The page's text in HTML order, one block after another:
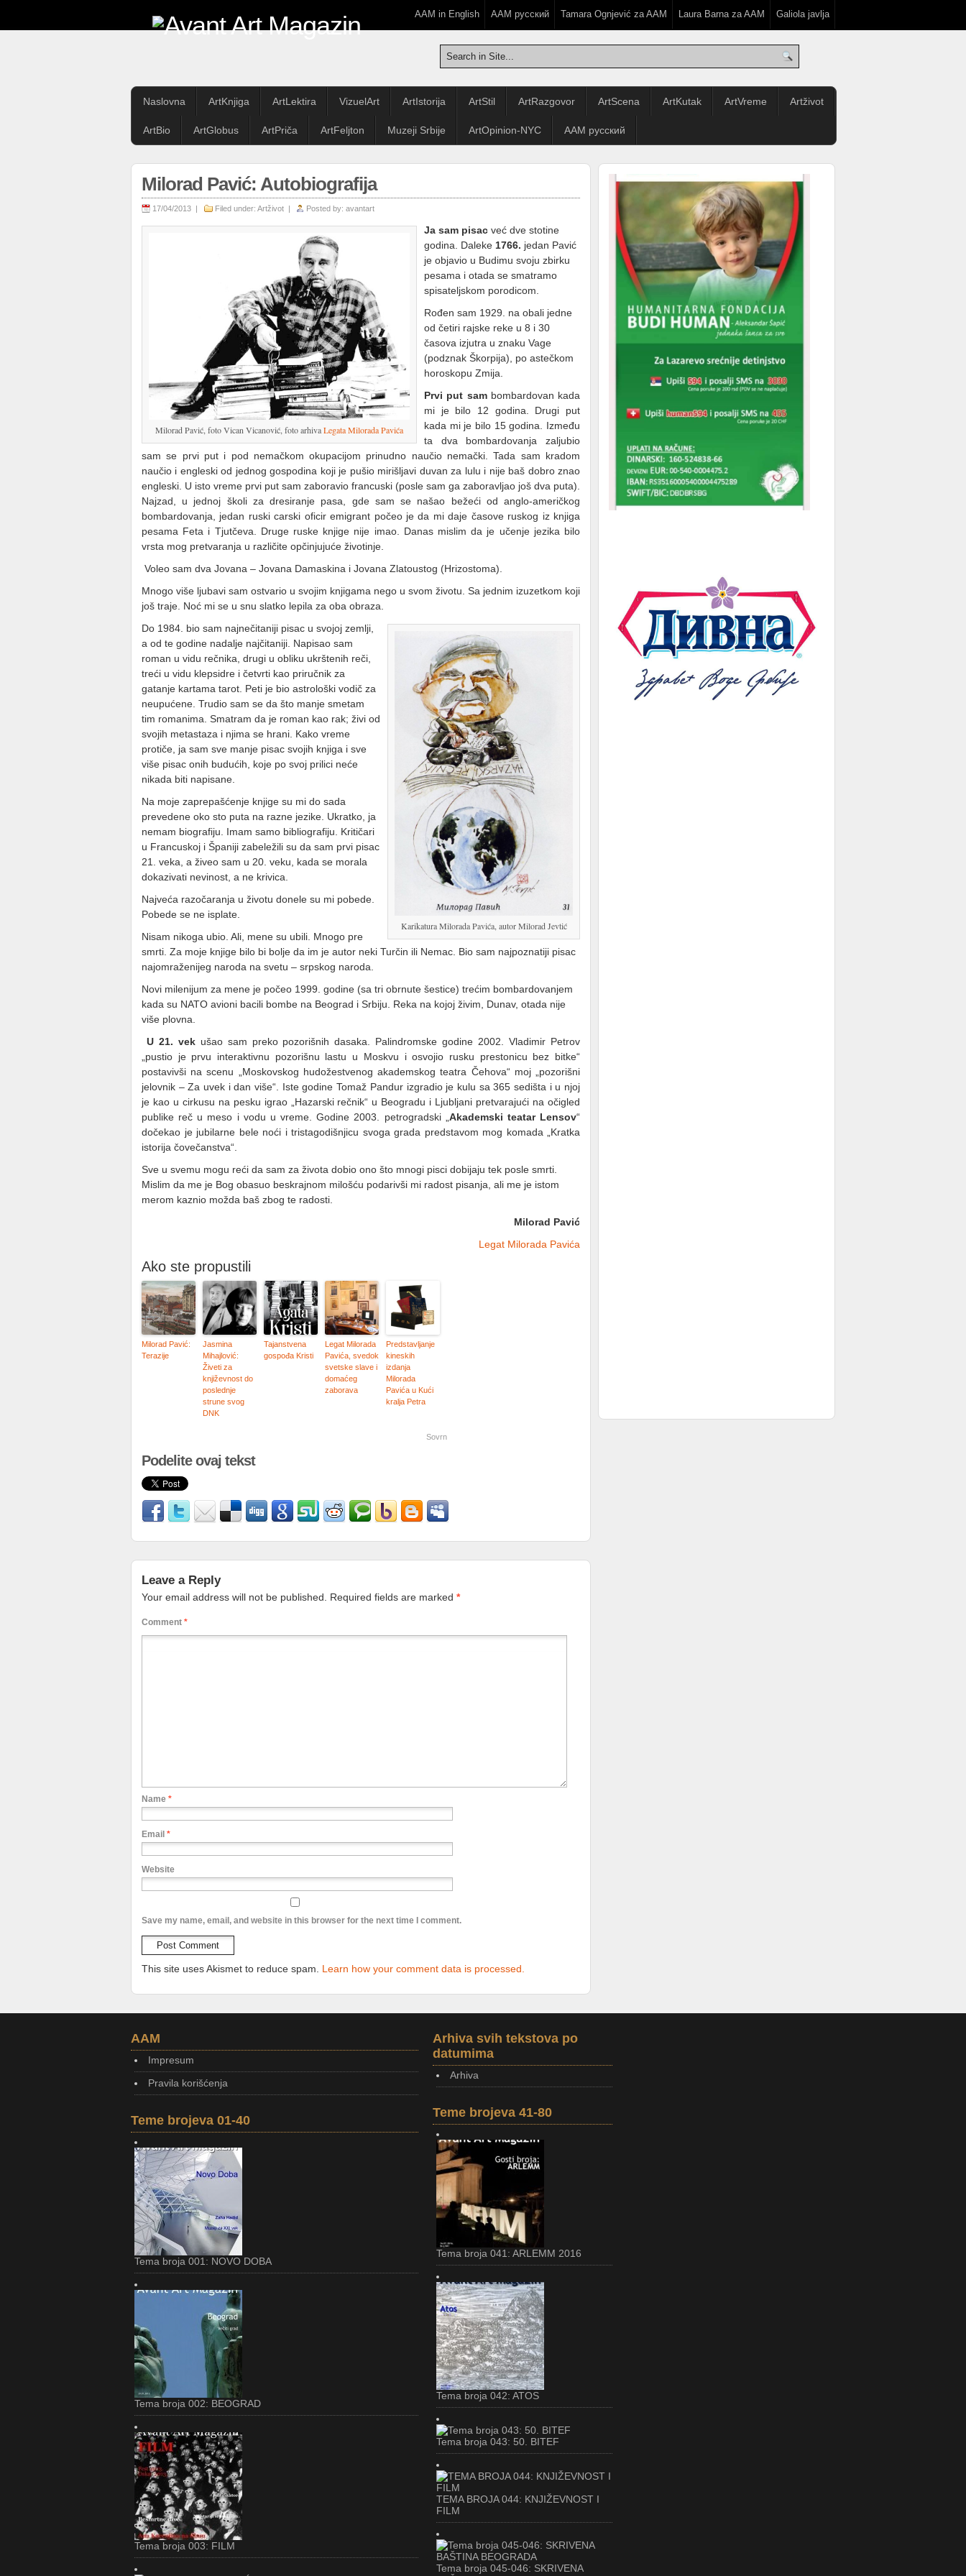
AAM in English ААМ русский Tamara Ognjević za AAM Laura Barna za AAM Galiola javlja
Naslovna ArtKnjiga ArtLektira VizuelArt ArtIstorija ArtStil ArtRazgovor ArtScena ArtKutak ArtVreme Artživot
ArtBio ArtGlobus ArtPriča ArtFeljton Muzeji Srbije ArtOpinion-NYC ААМ русский
Milorad Pavić: Autobiografija
17/04/2013 | Filed under: Artživot | Posted by: avantart
Milorad Pavić, foto Vican Vicanović, foto arhivaLegata Milorada Pavića
Ja sam pisac već dve stotine
godina. Daleke 1766. jedan Pavić
je objavio u Budimu svoju zbirku
pesama i otada se smatramo
spisateljskom porodicom.
Rođen sam 1929. na obali jedne
od četiri rajske reke u 8 i 30
časova izjutra u znaku Vage
(podznak Škorpija), po astečkom
horoskopu Zmija.
Prvi put sambombardovan kada
mi je bilo 12 godina. Drugi put
kada mi je bilo 15 godina. Između
ta dva bombardovanja zaljubio
sam se prvi put i pod nemačkom okupacijom prinudno naučio nemački. Tada sam kradom
naučio i engleski od jednog gospodina koji je pušio mirišljavi duvan za lulu i nije baš dobro znao
engleski. U isto vreme prvi put sam zaboravio francuski (posle sam ga zaboravljao još dva puta).
Najzad, u jednoj školi za dresiranje pasa, gde sam se našao bežeći od anglo-američkog
bombardovanja, jedan ruski carski oficir emigrant počeo je da mi daje časove ruskog iz knjiga
pesama Feta i Tjutčeva. Druge ruske knjige nije imao. Danas mislim da je učenje jezika bilo
vrsta mog pretvaranja u različite opčinjujuće životinje.
Voleo sam dva Jovana – Jovana Damaskina i Jovana Zlatoustog (Hrizostoma).
Mnogo više ljubavi sam ostvario u svojim knjigama nego u svom životu. Sa jednim izuzetkom koji
još traje. Noć mi se u snu slatko lepila za oba obraza.
Karikatura Milorada Pavića, autor Milorad Jevtić
Do 1984. bio sam najnečitaniji pisac u svojoj zemlji,
a od te godine nadalje najčitaniji. Napisao sam
roman u vidu rečnika, drugi u obliku ukrštenih reči,
treći u vidu klepsidre i četvrti kao priručnik za
gatanje kartama tarot. Peti je bio astrološki vodič za
neupućene. Trudio sam se da što manje smetam
tim romanima. Smatram da je roman kao rak; živi od
svojih metastaza i njima se hrani. Kako vreme
protiče, ja sam sve manje pisac svojih knjiga i sve
više pisac onih budućih, koje po svoj prilici neće
nikada biti napisane.
Na moje zaprepašćenje knjige su mi do sada
prevedene oko sto puta na razne jezike. Ukratko, ja
nemam biografiju. Imam samo bibliografiju. Kritičari
u Francuskoj i Španiji zabeležili su da sam prvi pisac
21. veka, a živeo sam u 20. veku, kada se morala
dokazivati nevinost, a ne krivica.
Najveća razočaranja u životu donele su mi pobede.
Pobede se ne isplate.
Nisam nikoga ubio. Ali, mene su ubili. Mnogo pre
smrti. Za moje knjige bilo bi bolje da im je autor neki Turčin ili Nemac. Bio sam najpoznatiji pisac
najomraženijeg naroda na svetu – srpskog naroda.
Novi milenijum za mene je počeo 1999. godine (sa tri obrnute šestice) trećim bombardovanjem
kada su NATO avioni bacili bombe na Beograd i Srbiju. Reka na kojoj živim, Dunav, otada nije
više plovna.
U 21. vekušao sam preko pozorišnih dasaka. Palindromske godine 2002. Vladimir Petrov
„pustio je prvu interaktivnu pozorišnu lastu u Moskvu i osvojio rusku prestonicu bez bitke“
postavivši na scenu „Moskovskog hudožestvenog akademskog teatra Čehova“ moj „pozorišni
jelovnik – Za uvek i dan više“. Iste godine Tomaž Pandur izgradio je kulu sa 365 sedišta i u njoj
je kao u cirkusu na pesku igrao „Hazarski rečnik“ u Beogradu i Ljubljani pretvarajući na očigled
publike reč u meso i vodu u vreme. Godine 2003. petrogradski „ Akademski teatar Lensov“
dočekao je jubilarne bele noći i tristagodišnjicu svoga grada predstavom mog komada „Kratka
istorija čovečanstva“.
Sve u svemu mogu reći da sam za života dobio ono što mnogi pisci dobijaju tek posle smrti.
Mislim da me je Bog obasuo beskrajnom milošću podarivši mi radost pisanja, ali me je istom
merom kaznio možda baš zbog te radosti.
Milorad Pavić
Legat Milorada Pavića
Ako ste propustili
Milorad Pavić:
Terazije
Jasmina
Mihajlović:
Živeti za
književnost do
poslednje
strune svog
DNK
Tajanstvena
gospođa Kristi
Legat Milorada
Pavića, svedok
svetske slave i
domaćeg
zaborava
Predstavljanje
kineskih
izdanja
Milorada
Pavića u Kući
kralja Petra
Sovrn
Podelite ovaj tekst
Leave a Reply
Your email address will not be published. Required fields are marked *
Comment *
Name *
Email *
Website
Save my name, email, and website in this browser for the next time I comment.
This site uses Akismet to reduce spam. Learn how your comment data is processed.
AAM
Impresum
Pravila korišćenja
Teme brojeva 01-40
Tema broja 001: NOVO DOBA
Tema broja 002: BEOGRAD
Tema broja 003: FILM
Arhiva svih tekstova po
datumima
Arhiva
Teme brojeva 41-80
Tema broja 041: ARLEMM 2016
Tema broja 042: ATOS
Tema broja 043: 50. BITEF
TEMA BROJA 044: KNJIŽEVNOST I
FILM
Tema broja 045-046: SKRIVENA